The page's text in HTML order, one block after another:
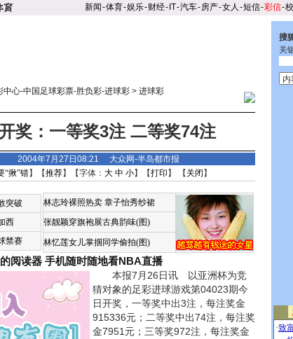
新闻-体育-娱乐-财经- IT-汽车-房产-女人 -短信-彩信-
中心-中国足球彩票-胜负彩-进球彩 > 进球彩
奖：一等奖3注 二等奖74注
2004年7月27日08:21 大众网-半岛都市报
“揪”错】【推荐】【字体： 大 中 小】【打印 】 【 关闭 】
突破
西
禁赛
林志玲裸照热卖 章子怡秀纱裙
张靓颖穿旗袍展古典韵味(图)
林忆莲女儿掌掴同学偷拍(图)
阅读器 手机随时随地看NBA直播
本报7月26日讯 以亚洲杯为竞
猜对象的足彩进球游戏第04023期今
日开奖，一等奖中出3注，每注奖金
915336元；二等奖中出74注，每注奖
金7951元；三等奖972注，每注奖金
搜
关